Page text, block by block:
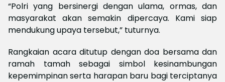
“Polri yang bersinergi dengan ulama, ormas, dan
masyarakat akan semakin dipercaya. Kami siap
mendukung upaya tersebut,” tuturnya.
Rangkaian acara ditutup dengan doa bersama dan
ramah tamah sebagai simbol kesinambungan
kepemimpinan serta harapan baru bagi terciptanya